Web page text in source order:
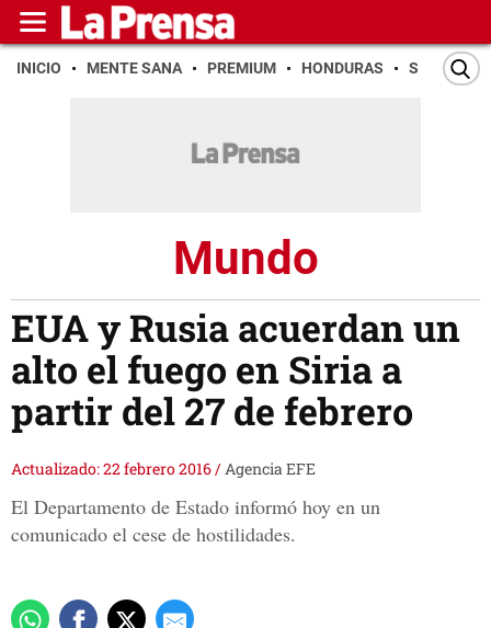
INICIO MENTE SANA PREMIUM HONDURAS SAN PEDRO
Mundo
EUA y Rusia acuerdan un
alto el fuego en Siria a
partir del 27 de febrero
Actualizado: 22 febrero 2016/Agencia EFE
El Departamento de Estado informó hoy en un
comunicado el cese de hostilidades.